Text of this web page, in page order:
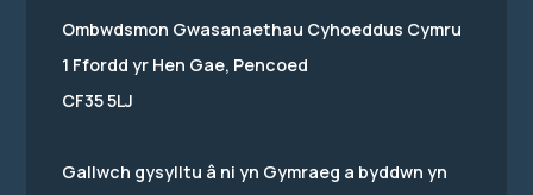
Ombwdsmon Gwasanaethau Cyhoeddus Cymru
1 Ffordd yr Hen Gae, Pencoed
CF35 5LJ
Gallwch gysylltu â ni yn Gymraeg a byddwn yn